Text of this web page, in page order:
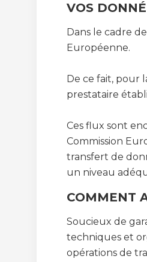
VOS
Dans le cadre
Européenne.
De ce fait, pour
prestataire
Ces flux sont
Commission
transfert de
un niveau
COMMENT
Soucieux de
techniques et
opérations de